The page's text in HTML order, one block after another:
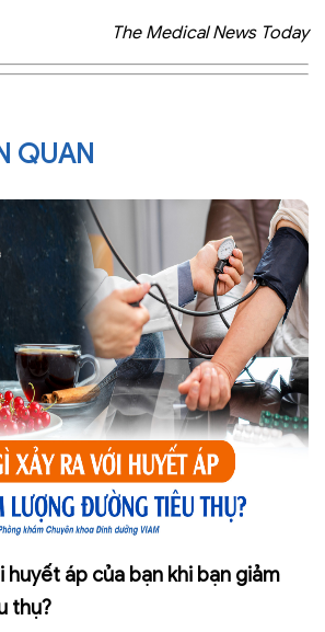
The Medical News Today
QUAN
huyết áp của bạn khi bạn giảm
thụ?